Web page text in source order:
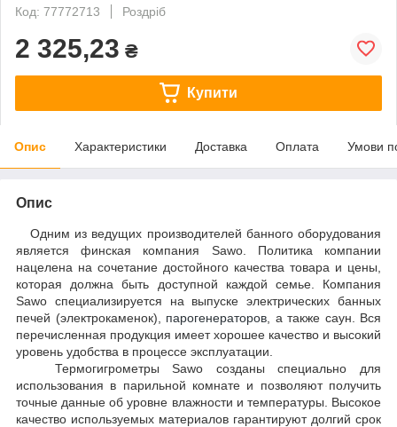
Код: 77772713
Роздріб
2 325,23 ₴
Купити
Опис Характеристики Доставка Оплата Умови
Опис
Одним из ведущих производителей банного оборудования
является финская компания Sawo. Политика компании
нацелена на сочетание достойного качества товара и цены,
которая должна быть доступной каждой семье. Компания
Sawo специализируется на выпуске электрических банных
печей (электрокаменок), парогенераторов , а также саун. Вся
перечисленная продукция имеет хорошее качество и высокий
уровень удобства в процессе эксплуатации.
Термогигрометры Sawo созданы специально для
использования в парильной комнате и позволяют получить
точные данные об уровне влажности и температуры. Высокое
качество используемых материалов гарантируют долгий срок